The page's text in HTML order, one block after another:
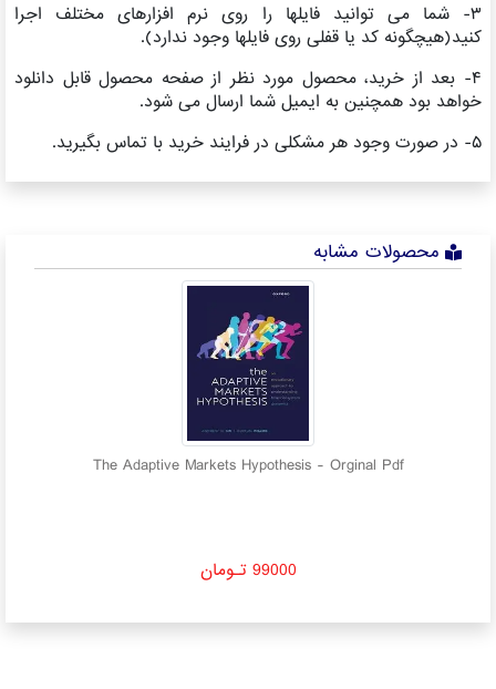
۳- شما می توانید فایلها را روی نرم افزارهای مختلف اجرا
کنید(هیچگونه کد یا قفلی روی فایلها وجود ندارد).
۴- بعد از خرید، محصول مورد نظر از صفحه محصول قابل دانلود
خواهد بود همچنین به ایمیل شما ارسال می شود.
محصولات مشابه
The Adaptive Markets Hypothesis - Orginal Pdf
99000 تـومان